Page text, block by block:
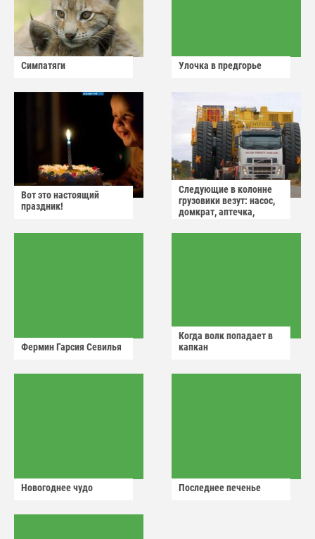
Симпатяги Улочка в предгорье
Вот это настоящий
праздник!
Следующие в колонне
грузовики везут: насос,
домкрат, аптечка,
Фермин Гарсия Севилья
Когда волк попадает в
капкан
Новогоднее чудо Последнее печенье